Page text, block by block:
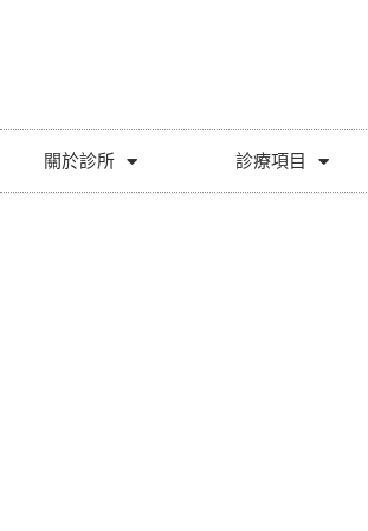
關於診所 診療項目